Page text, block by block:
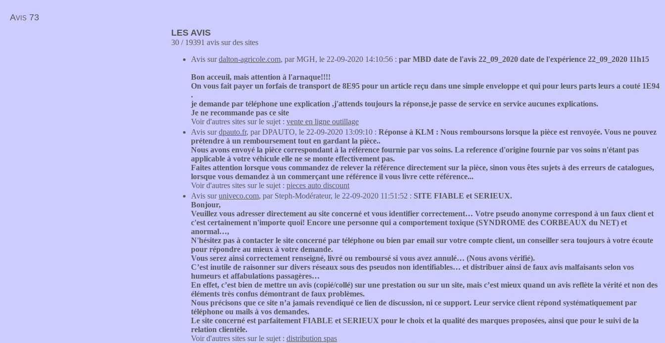
Avis 73
LES AVIS
30 / 19391 avis sur des sites
Avis surdalton-agricole.com, par MGH, le 22-09-2020 14:10:56 : par MBD date de l'avis 22_09_2020 date de l'expérience 22_09_2020 11h15
Bon acceuil, mais attention à l'arnaque!!!!
On vous fait payer un forfais de transport de 8E95 pour un article reçu dans une simple enveloppe et qui pour leurs parts leurs a couté 1E94
.
je demande par téléphone une explication ,j'attends toujours la réponse,je passe de service en service aucunes explications.
Je ne recommande pas ce site
Voir d'autres sites sur le sujet : vente en ligne outillage
Avis surdpauto.fr, par DPAUTO, le 22-09-2020 13:09:10 : Réponse à KLM : Nous remboursons lorsque la pièce est renvoyée. Vous ne pouvez
prétendre à un remboursement tout en gardant la pièce..
Nous avons envoyé la pièce correspondant à la référence fournie par vos soins. La reference d'origine fournie par vos soins n'étant pas
applicable à votre véhicule elle ne se monte effectivement pas.
Faites attention lorsque vous commandez de relever la référence directement sur la pièce, sinon vous êtes sujets à des erreurs de catalogues,
lorsque vous demandez à un commerçant une référence il vous livre cette référence...
Voir d'autres sites sur le sujet : pieces auto discount
Avis suruniveco.com, par Steph-Modérateur, le 22-09-2020 11:51:52 : SITE FIABLE et SERIEUX.
Bonjour,
Veuillez vous adresser directement au site concerné et vous identifier correctement… Votre pseudo anonyme correspond à un faux client et
c'est certainement n'importe quoi! Encore une personne qui a comportement toxique (SYNDROME des CORBEAUX du NET) et
anormal…,
N'hésitez pas à contacter le site concerné par téléphone ou bien par email sur votre compte client, un conseiller sera toujours à votre écoute
pour répondre au mieux à votre demande.
Vous serez ainsi correctement renseigné, livré ou remboursé si vous avez annulé… (Nous avons vérifié).
C’est inutile de raisonner sur divers réseaux sous des pseudos non identifiables… et distribuer ainsi de faux avis malfaisants selon vos
humeurs et affabulations passagères…
En effet, c’est bien de mettre un avis (copié/collé) sur une prestation ou sur un site, mais c’est mieux quand un avis reflète la vérité et non des
éléments très confus démontrant de faux problèmes.
Nous précisons que ce site n’a jamais revendiqué ce lien de discussion, ni ce support. Leur service client répond systématiquement par
téléphone ou mails à vos demandes.
Le site concerné est parfaitement FIABLE et SERIEUX pour le choix et la qualité des marques proposées, ainsi que pour le suivi de la
relation clientèle.
Voir d'autres sites sur le sujet : distribution spas